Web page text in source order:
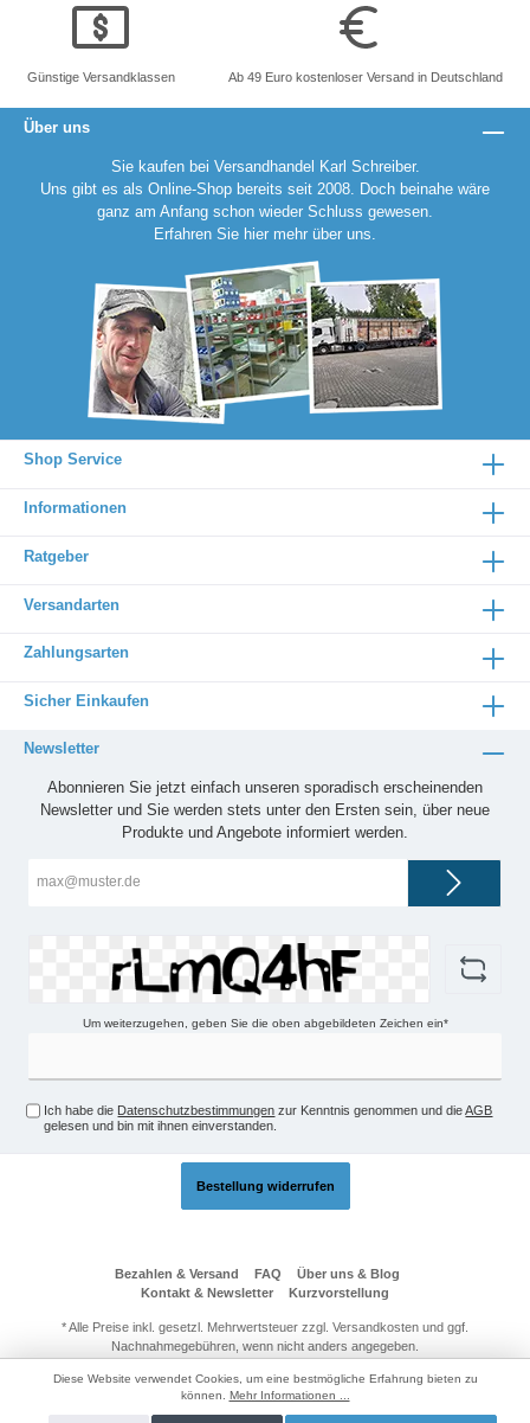
Günstige Versandklassen Ab 49 Euro kostenloser Versand in Deutschland
Über uns
Sie kaufen bei Versandhandel Karl Schreiber.
Uns gibt es als Online-Shop bereits seit 2008. Doch beinahe wäre
ganz am Anfang schon wieder Schluss gewesen.
Erfahren Sie hier mehr über uns.
Shop Service
Informationen
Ratgeber
Versandarten
Zahlungsarten
Sicher Einkaufen
Newsletter
Abonnieren Sie jetzt einfach unseren sporadisch erscheinenden
Newsletter und Sie werden stets unter den Ersten sein, über neue
Produkte und Angebote informiert werden.
Um weiterzugehen, geben Sie die oben abgebildeten Zeichen ein*
Ich habe die Datenschutzbestimmungen zur Kenntnis genommen und dieAGB
gelesen und bin mit ihnen einverstanden.
Bestellung widerrufen
Bezahlen & Versand FAQ
Über uns & Blog
Kontakt & Newsletter
Kurzvorstellung
* Alle Preise inkl. gesetzl. Mehrwertsteuer zzgl. Versandkosten und ggf.
Nachnahmegebühren, wenn nicht anders angegeben.
ThemeWare®
Diese Website verwendet Cookies, um eine bestmögliche Erfahrung bieten zu
können. Mehr Informationen ...